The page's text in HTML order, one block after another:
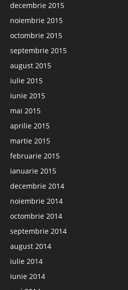
decembrie 2015
noiembrie 2015
octombrie 2015
septembrie 2015
august 2015
iulie 2015
iunie 2015
mai 2015
aprilie 2015
martie 2015
februarie 2015
ianuarie 2015
decembrie 2014
noiembrie 2014
octombrie 2014
septembrie 2014
august 2014
iulie 2014
iunie 2014